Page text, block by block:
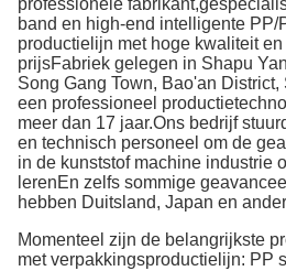
professionele
band en high-end intelligente PP/
productielijn met hoge kwaliteit
prijsFabriek gelegen in Shapu
Song Gang Town, Bao'an
een professioneel
meer dan 17 jaar.Ons bedrijf
en technisch personeel om de
in de kunststof machine industrie
lerenEn zelfs sommige
hebben Duitsland, Japan en
Momenteel zijn de belangrijkste
met verpakkingsproductielijn: PP